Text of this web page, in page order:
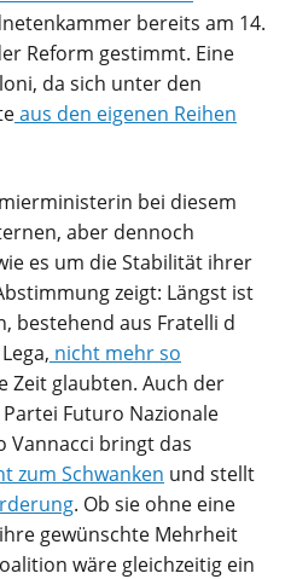
bereits am 14.
Reform gestimmt. Eine
da sich unter den
aus den eigenen Reihen
bei diesem
aber dennoch
es um die Stabilität ihrer
zeigt: Längst ist
bestehend aus Fratelli d
nicht mehr so
Zeit glaubten. Auch der
Futuro Nazionale
Vannacci bringt das
zum Schwanken und stellt
. Ob sie ohne eine
gewünschte Mehrheit
wäre gleichzeitig ein